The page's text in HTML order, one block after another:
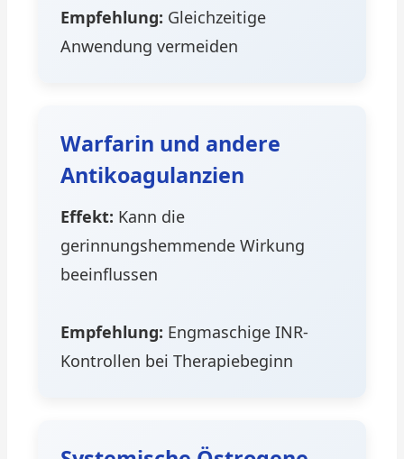
Empfehlung: Gleichzeitige
Anwendung vermeiden
Warfarin und andere
Antikoagulanzien
Effekt: Kann die
gerinnungshemmende Wirkung
beeinflussen
Empfehlung: Engmaschige INR-
Kontrollen bei Therapiebeginn